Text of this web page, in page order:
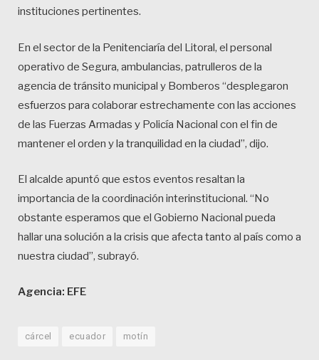
instituciones pertinentes.
En el sector de la Penitenciaría del Litoral, el personal
operativo de Segura, ambulancias, patrulleros de la
agencia de tránsito municipal y Bomberos “desplegaron
esfuerzos para colaborar estrechamente con las acciones
de las Fuerzas Armadas y Policía Nacional con el fin de
mantener el orden y la tranquilidad en la ciudad”, dijo.
El alcalde apuntó que estos eventos resaltan la
importancia de la coordinación interinstitucional. “No
obstante esperamos que el Gobierno Nacional pueda
hallar una solución a la crisis que afecta tanto al país como a
nuestra ciudad”, subrayó.
Agencia: EFE
cárcel ecuador motín